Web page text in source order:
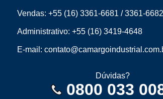
Vendas: +55 (16) 3361-6681 /3361-6682
Administrativo: +55 (16) 3419-4648
E-mail:
Dúvidas?
0800 033